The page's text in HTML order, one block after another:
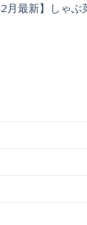
2月最新】しゃ